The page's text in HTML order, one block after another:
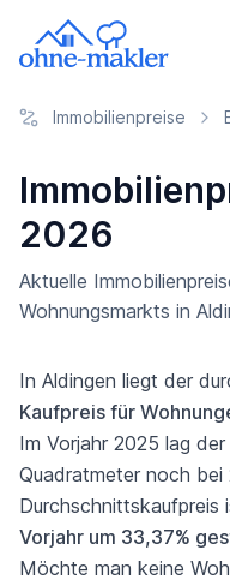
Immobilienpreise
2026
Aktuelle
Wohnungsmarkts in
In Aldingen liegt der
Kaufpreis für
Im Vorjahr 2025 lag
Quadratmeter noch
Durchschnittskaufpreis
Vorjahr um 33,37%
Möchte man keine